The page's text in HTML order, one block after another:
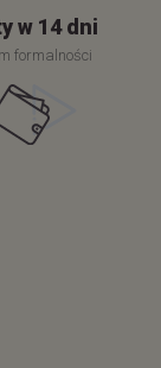
w 14 dni
formalności